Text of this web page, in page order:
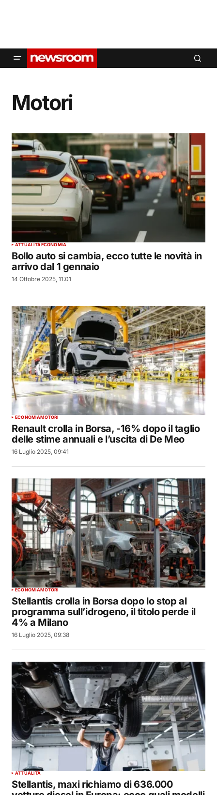
Motori
ATTUALITÀECONOMIA
Bollo auto si cambia, ecco tutte le novità in
arrivo dal 1 gennaio
14 Ottobre 2025, 11:01
ECONOMIAMOTORI
Renault crolla in Borsa, -16% dopo il taglio
delle stime annuali e l’uscita di De Meo
16 Luglio 2025, 09:41
ECONOMIAMOTORI
Stellantis crolla in Borsa dopo lo stop al
programma sull’idrogeno, il titolo perde il
4% a Milano
16 Luglio 2025, 09:38
ATTUALITÀ
Stellantis, maxi richiamo di 636.000